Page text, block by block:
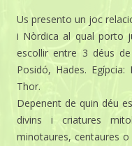
Us presento un joc
i Nòrdica al qual porto
escollir entre 3 déus
Posidó, Hades.
Thor.
Depenent de quin déu
divins i criatures
minotaures, centaures